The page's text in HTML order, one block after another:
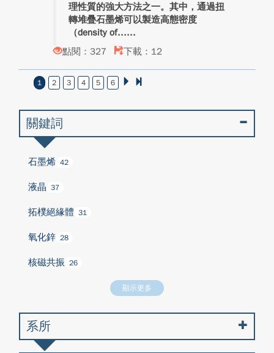
理性質的強大方法之一。其中，通過扭
轉堆疊石墨烯可以製造高態密度
（density of...
點閱：327
下載：12
1 2 3 4 5 6
關鍵詞
石墨烯 42
液晶 37
拓樸絕緣體 31
氧化鋅 28
核磁共振 26
顯示更多
系所